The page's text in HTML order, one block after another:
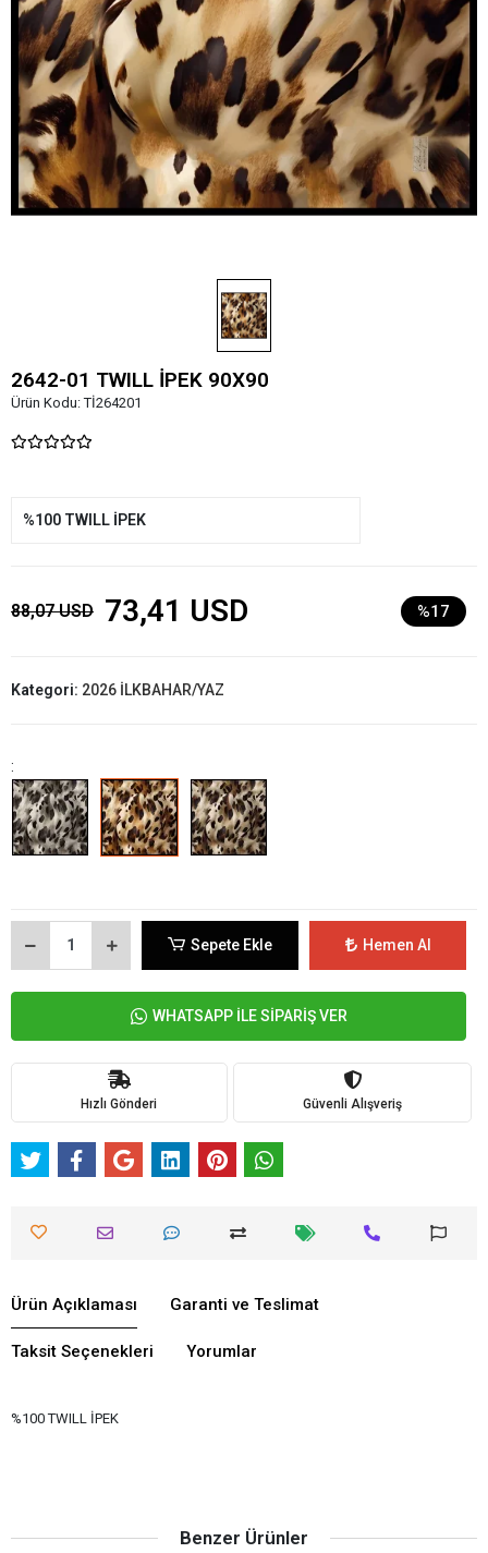
2642-01 TWILL İPEK 90X90
Ürün Kodu:Tİ264201
%100 TWILL İPEK
88,07 USD 73,41 USD %17
Kategori: 2026 İLKBAHAR/YAZ
:
Sepete Ekle Hemen Al
WHATSAPP İLE SİPARİŞ VER
Hızlı Gönderi Güvenli Alışveriş
Ürün Açıklaması Garanti ve Teslimat
Taksit Seçenekleri Yorumlar
%100 TWILL İPEK
Benzer Ürünler